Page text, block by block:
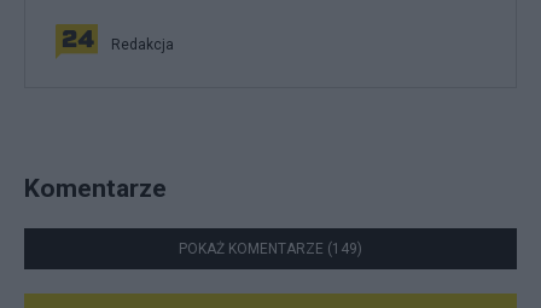
Redakcja
Komentarze
POKAŻ KOMENTARZE (149)